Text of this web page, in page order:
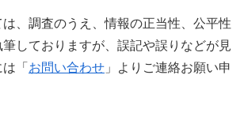
、調査のうえ、情報の正当性、公平性
しておりますが、誤記や誤りなどが見
「 お問い合わせ 」よりご連絡お願い申